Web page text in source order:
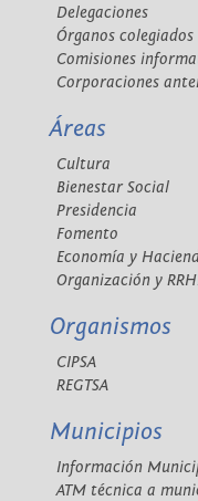
Delegaciones
Órganos colegiados
Comisiones
Corporaciones
Áreas
Cultura
Bienestar Social
Presidencia
Fomento
Economía y
Organización y
Organismos
CIPSA
REGTSA
Municipios
Información
ATM técnica a